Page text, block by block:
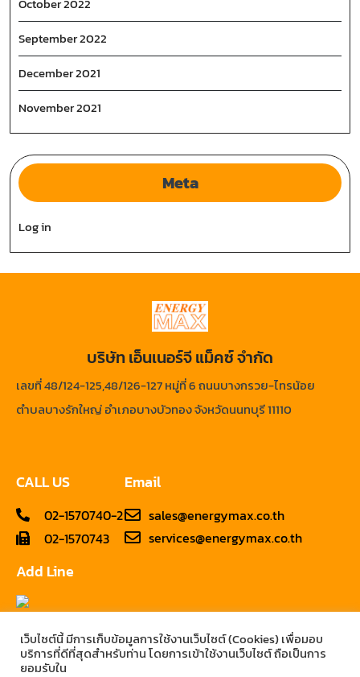
October 2022
September 2022
December 2021
November 2021
Meta
Log in
บริษัท เอ็นเนอร์จี แม็คซ์ จำกัด
เลขที่ 48/124-125,48/126-127 หมู่ที่ 6 ถนนบางกรวย-ไทรน้อย
ตำบลบางรักใหญ่ อำเภอบางบัวทอง จังหวัดนนทบุรี 11110
CALL US
02-1570740-2
02-1570743
Add Line
Email
sales@energymax.co.th
services@energymax.co.th
เว็บไซต์นี้ มีการเก็บข้อมูลการใช้งานเว็บไซต์ (Cookies) เพื่อมอบ
บริการที่ดีที่สุดสำหรับท่าน โดยการเข้าใช้งานเว็บไซต์ ถือเป็นการ
ยอมรับใน